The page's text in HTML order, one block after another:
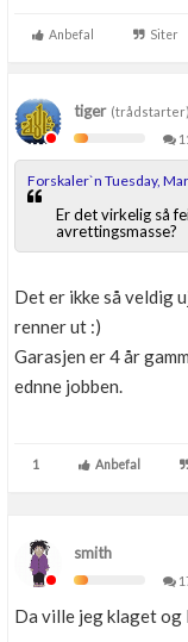
Anbefal Siter
tiger(trådstarter)
Forskaler`n Tuesday,
Er det virkelig så
avrettingsmasse?
Det er ikke så veldig
renner ut :)
Garasjen er 4 år
ednne jobben.
1 Anbefal
smith
Da ville jeg klaget